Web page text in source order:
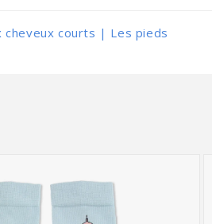
cheveux courts | Les pieds